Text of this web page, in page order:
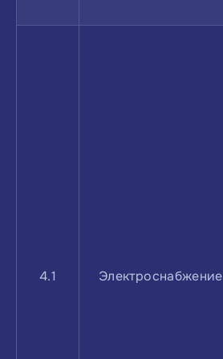
4.1 Электроснабжение